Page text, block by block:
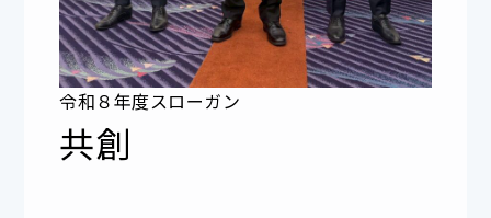
令和８年度スローガン
共創